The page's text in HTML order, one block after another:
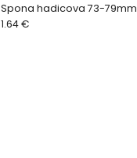
Spona hadicova 73-79mm
1.64 €